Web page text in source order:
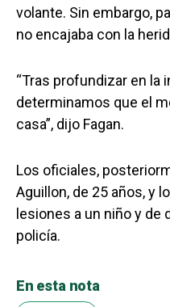
volante. Sin embargo,
no encajaba con la
“Tras profundizar en la
determinamos que el
casa”, dijo Fagan.
Los oficiales,
Aguillon, de 25 años, y
lesiones a un niño y de
policía.
En esta nota